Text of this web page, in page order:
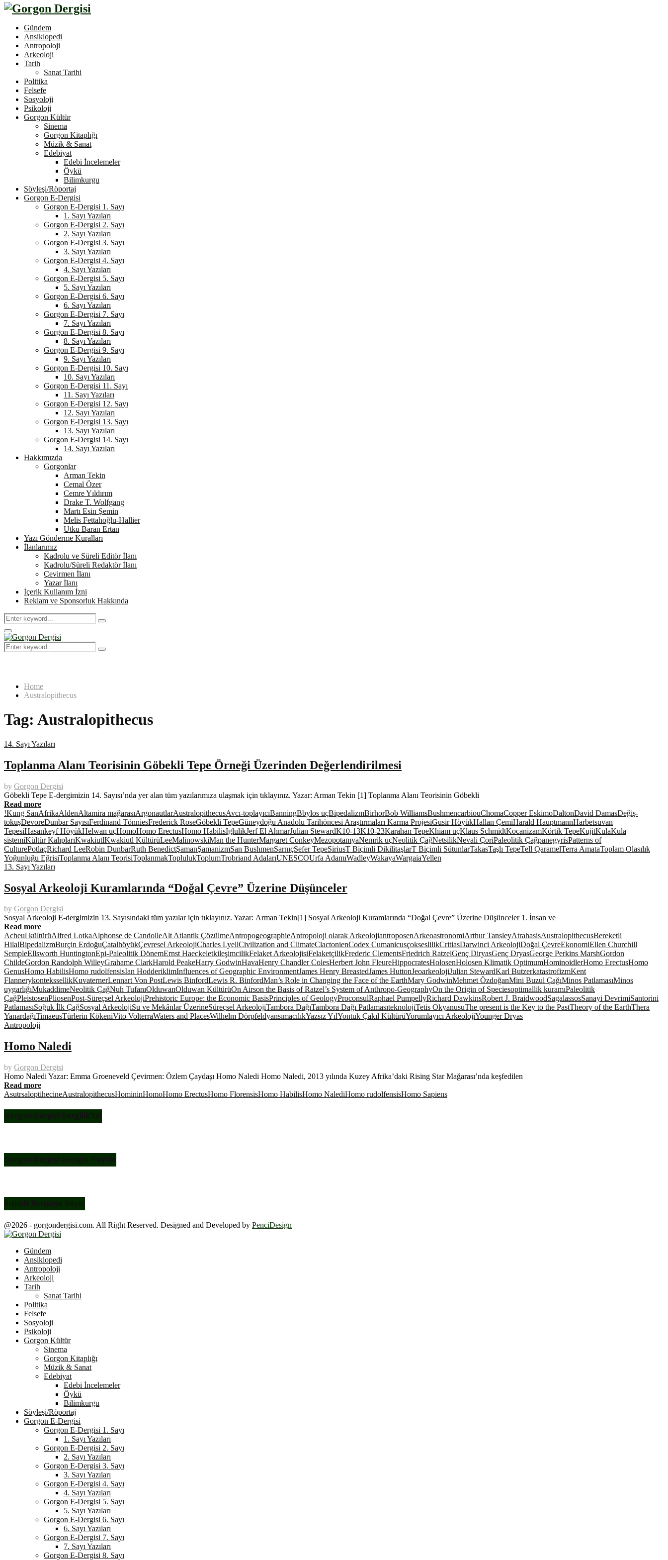
Gündem
Ansiklopedi
Antropoloji
Arkeoloji
Tarih
Sanat Tarihi
Politika
Felsefe
Sosyoloji
Psikoloji
Gorgon Kültür
Sinema
Gorgon Kitaplığı
Müzik & Sanat
Edebiyat
Edebi İncelemeler
Öykü
Bilimkurgu
Söyleşi/Röportaj
Gorgon E-Dergisi
Gorgon E-Dergisi 1. Sayı
1. Sayı Yazıları
Gorgon E-Dergisi 2. Sayı
2. Sayı Yazıları
Gorgon E-Dergisi 3. Sayı
3. Sayı Yazıları
Gorgon E-Dergisi 4. Sayı
4. Sayı Yazıları
Gorgon E-Dergisi 5. Sayı
5. Sayı Yazıları
Gorgon E-Dergisi 6. Sayı
6. Sayı Yazıları
Gorgon E-Dergisi 7. Sayı
7. Sayı Yazıları
Gorgon E-Dergisi 8. Sayı
8. Sayı Yazıları
Gorgon E-Dergisi 9. Sayı
9. Sayı Yazıları
Gorgon E-Dergisi 10. Sayı
10. Sayı Yazıları
Gorgon E-Dergisi 11. Sayı
11. Sayı Yazıları
Gorgon E-Dergisi 12. Sayı
12. Sayı Yazıları
Gorgon E-Dergisi 13. Sayı
13. Sayı Yazıları
Gorgon E-Dergisi 14. Sayı
14. Sayı Yazıları
Hakkımızda
Gorgonlar
Arman Tekin
Cemal Özer
Cemre Yıldırım
Drake T. Wolfgang
Martı Esin Şemin
Melis Fettahoğlu-Hallier
Utku Baran Ertan
Yazı Gönderme Kuralları
İlanlarımız
Kadrolu ve Süreli Editör İlanı
Kadrolu/Süreli Redaktör İlanı
Çevirmen İlanı
Yazar İlanı
İçerik Kullanım İzni
Reklam ve Sponsorluk Hakkında
Search
for:
Search
Primary
Menu
Search
for:
Search
Home
Australopithecus
Tag: Australopithecus
14. Sayı Yazıları
Toplanma Alanı Teorisinin Göbekli Tepe Örneği Üzerinden Değerlendirilmesi
by Gorgon Dergisi
Göbekli Tepe E-dergimizin 14. Sayısı’nda yer alan tüm yazılarımıza ulaşmak için tıklayınız. Yazar: Arman Tekin [1] Toplanma Alanı Teorisinin Göbekli
Read more
!Kung SanAfrikaAldenAltamira mağarasıArgonautlarAustralopithecusAvcı-toplayıcıBanningBbylos uçBipedalizmBirhorBob WilliamsBushmencarbiouChomaCopper EskimoDaltonDavid DamasDeğiş-
tokuşDevoreDunbar SayısıFerdinand TönniesFrederick RoseGöbekli TepeGüneydoğu Anadolu Tarihöncesi Araştırmaları Karma ProjesiGusir HöyükHallan ÇemiHarald HauptmannHarbetsuvan
TepesiHasankeyf HöyükHelwan uçHomoHomo ErectusHomo HabilisIglulikJerf El AhmarJulian StewardK10-13K10-23Karahan TepeKhiam uçKlaus SchmidtKocanizamKörtik TepeKujitKulaKula
sistemiKültür KalıplarıKwakiutlKwakiutl KültürüLeeMalinowskiMan the HunterMargaret ConkeyMezopotamyaNemrik uçNeolitik ÇağNetsilikNevali ÇoriPaleolitik ÇağpanegyrisPatterns of
CulturePotlaçRichard LeeRobin DunbarRuth BenedictŞamanŞamanizmSan BushmenSarnıçSefer TepeSiriusT Biçimli DikilitaşlarT Biçimli SütunlarTakasTaşlı TepeTell QaramelTerra AmataToplam Olasılık
Yoğunluğu EğrisiToplanma Alanı TeorisiToplanmakToplulukToplumTrobriand AdalarıUNESCOUrfa AdamıWadleyWakayaWargaiaYellen
13. Sayı Yazıları
Sosyal Arkeoloji Kuramlarında “Doğal Çevre” Üzerine Düşünceler
by Gorgon Dergisi
Sosyal Arkeoloji E-dergimizin 13. Sayısındaki tüm yazılar için tıklayınız. Yazar: Arman Tekin[1] Sosyal Arkeoloji Kuramlarında “Doğal Çevre” Üzerine Düşünceler 1. İnsan ve
Read more
Acheul kültürüAlfred LotkaAlphonse de CandolleAlt Atlantik ÇözülmeAntropogeographieAntropoloji olarak ArkeolojiantroposenArkeoastronomiArthur TansleyAtrahasisAustralopithecusBereketli
HilalBipedalizmBurçin ErdoğuÇatalhöyükÇevresel ArkeolojiCharles LyellCivilization and ClimateClactonienCodex CumanicusçokseslilikCritiasDarwinci ArkeolojiDoğal ÇevreEkonomiEllen Churchill
SempleEllsworth HuntingtonEpi-Paleolitik DönemErnst HaeckeletkileşimcilikFelaket ArkeolojisiFelaketçilikFrederic ClementsFriedrich RatzelGenç DiryasGenç DryasGeorge Perkins MarshGordon
ChildeGordon Randolph WilleyGrahame ClarkHarold PeakeHarry GodwinHavaHenry Chandler ColesHerbert John FleureHippocratesHolosenHolosen Klimatik OptimumHominoidlerHomo ErectusHomo
GenusHomo HabilisHomo rudolfensisIan HodderiklimInfluences of Geographic EnvironmentJames Henry BreastedJames HuttonJeoarkeolojiJulian StewardKarl ButzerkatastrofizmKent
FlannerykontekssellikKuvaternerLennart Von PostLewis BinfordLewis R. BinfordMan’s Role in Changing the Face of the EarthMary GodwinMehmet ÖzdoğanMini Buzul ÇağıMinos PatlamasıMinos
uygarlığıMukaddimeNeolitik ÇağNuh TufanıOlduwanOlduwan KültürüOn Airson the Basis of Ratzel’s System of Anthropo-GeographyOn the Origin of Speciesoptimallik kuramıPaleolitik
ÇağPleistosenPliosenPost-Süreçsel ArkeolojiPrehistoric Europe: the Economic BasisPrinciples of GeologyProconsulRaphael PumpellyRichard DawkinsRobert J. BraidwoodSagalassosSanayi DevrimiSantorini
PatlamasıSoğuk İlk ÇağSosyal ArkeolojiSu ve Mekânlar ÜzerineSüreçsel ArkeolojiTambora DağıTambora Dağı PatlamasıteknolojiTetis OkyanusuThe present is the Key to the PastTheory of the EarthThera
YanardağıTimaeusTürlerin KökeniVito VolterraWaters and PlacesWilhelm DörpfeldyansımacılıkYazsız YılYontuk Çakıl KültürüYorumlayıcı ArkeolojiYounger Dryas
Antropoloji
Homo Naledi
by Gorgon Dergisi
Homo Naledi Yazar: Emma Groeneveld Çevirmen: Özlem Çaydaşı Homo Naledi Homo Naledi, 2013 yılında Kuzey Afrika’daki Rising Star Mağarası’nda keşfedilen
Read more
AsutrsaloptihecineAustralopithecusHomininHomoHomo ErectusHomo FlorensisHomo HabilisHomo NalediHomo rudolfensisHomo Sapiens
Gorgon Dergisi Dergilik’te!
Gorgon Dergisi Google Play’de
Bizimle İletişime Geçin
@2026 - gorgondergisi.com. All Right Reserved. Designed and Developed by PenciDesign
Gündem
Ansiklopedi
Antropoloji
Arkeoloji
Tarih
Sanat Tarihi
Politika
Felsefe
Sosyoloji
Psikoloji
Gorgon Kültür
Sinema
Gorgon Kitaplığı
Müzik & Sanat
Edebiyat
Edebi İncelemeler
Öykü
Bilimkurgu
Söyleşi/Röportaj
Gorgon E-Dergisi
Gorgon E-Dergisi 1. Sayı
1. Sayı Yazıları
Gorgon E-Dergisi 2. Sayı
2. Sayı Yazıları
Gorgon E-Dergisi 3. Sayı
3. Sayı Yazıları
Gorgon E-Dergisi 4. Sayı
4. Sayı Yazıları
Gorgon E-Dergisi 5. Sayı
5. Sayı Yazıları
Gorgon E-Dergisi 6. Sayı
6. Sayı Yazıları
Gorgon E-Dergisi 7. Sayı
7. Sayı Yazıları
Gorgon E-Dergisi 8. Sayı